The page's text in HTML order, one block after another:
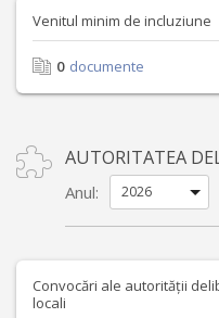
Venitul minim de incluziune
0 documente
AUTORITATEA
Anul:
Convocări ale autorității
locali